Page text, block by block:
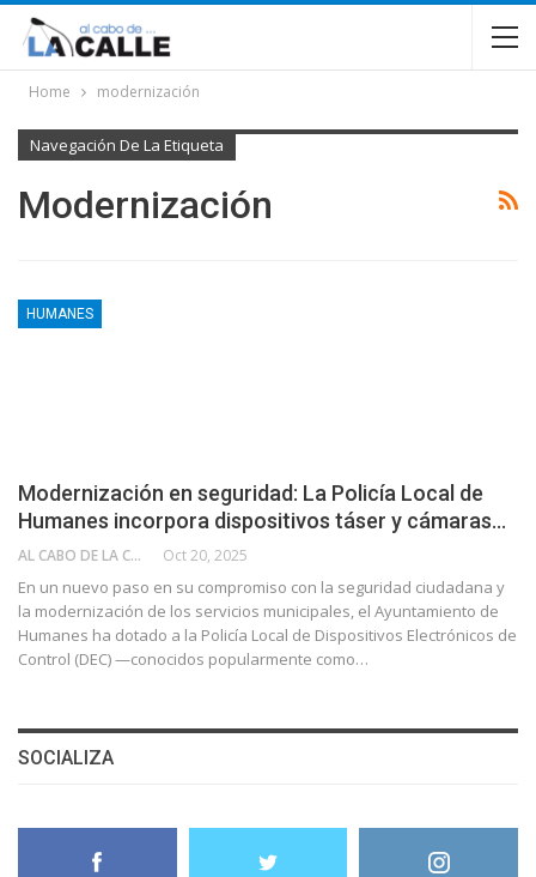
Home modernización
Navegación De La Etiqueta
Modernización
HUMANES
Modernización en seguridad: La Policía Local de
Humanes incorpora dispositivos táser y cámaras…
AL CABO DE LA CALLE Oct 20, 2025
En un nuevo paso en su compromiso con la seguridad ciudadana y
la modernización de los servicios municipales, el Ayuntamiento de
Humanes ha dotado a la Policía Local de Dispositivos Electrónicos de
Control (DEC) —conocidos popularmente como…
SOCIALIZA